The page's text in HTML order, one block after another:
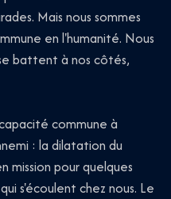
Mais nous sommes
en l'humanité. Nous
battent à nos côtés,
commune à
: la dilatation du
mission pour quelques
s'écoulent chez nous. Le